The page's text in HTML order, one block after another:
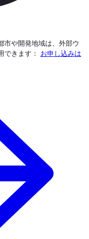
市や開発地域は、外部ウ
できます： お申し込みは